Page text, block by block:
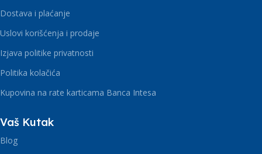
Dostava i plaćanje
Uslovi korišćenja i prodaje
Izjava politike privatnosti
Politika kolačića
Kupovina na rate karticama Banca Intesa
Vaš Kutak
Blog